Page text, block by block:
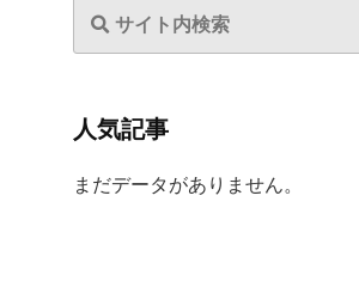
人気記事
まだデータがありません。